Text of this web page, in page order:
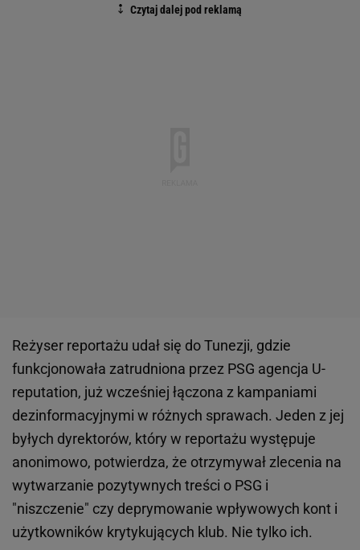
Reżyser reportażu udał się do Tunezji, gdzie
funkcjonowała zatrudniona przez PSG agencja U-
reputation, już wcześniej łączona z kampaniami
dezinformacyjnymi w różnych sprawach. Jeden z jej
byłych dyrektorów, który w reportażu występuje
anonimowo, potwierdza, że otrzymywał zlecenia na
wytwarzanie pozytywnych treści o PSG i
"niszczenie" czy deprymowanie wpływowych kont i
użytkowników krytykujących klub. Nie tylko ich.